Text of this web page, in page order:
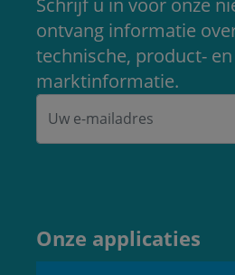
ontvang informatie
technische, product- en
marktinformatie.
Onze applicaties